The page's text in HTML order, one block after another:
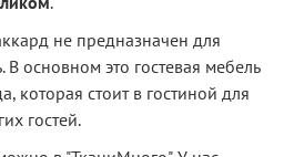
не предназначен для
основном это гостевая мебель
которая стоит в гостиной для
гостей.